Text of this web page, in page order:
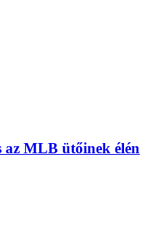
MLB ütőinek élén